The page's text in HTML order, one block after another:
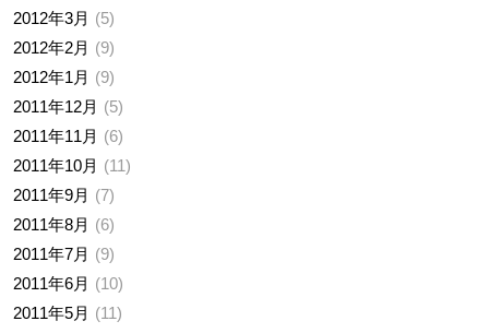
2012年3月
5
2012年2月
9
2012年1月
9
2011年12月
5
2011年11月
6
2011年10月
11
2011年9月
7
2011年8月
6
2011年7月
9
2011年6月
10
2011年5月
11